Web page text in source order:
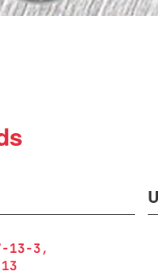
13-3